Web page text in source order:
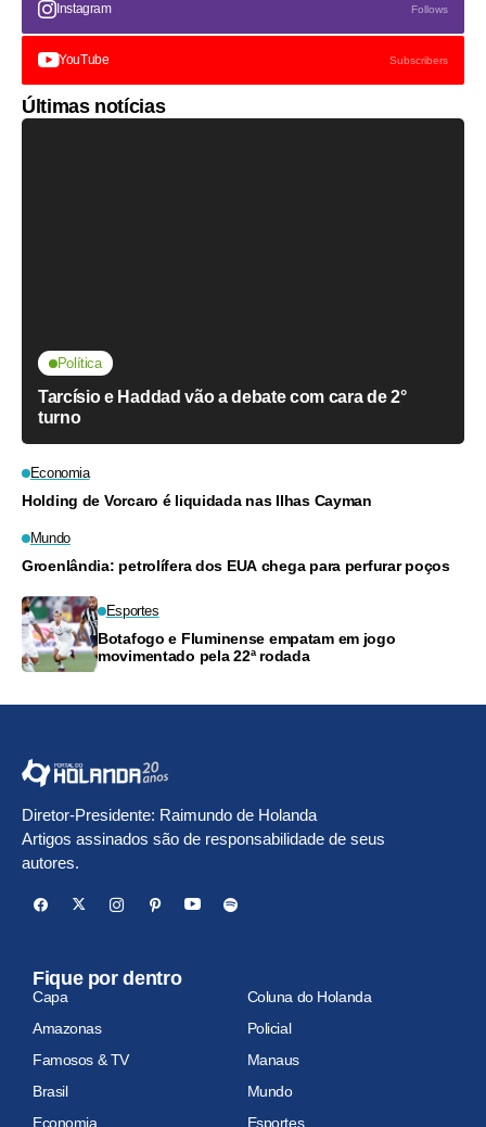
Instagram Follows
YouTube Subscribers
Últimas notícias
Política
Tarcísio e Haddad vão a debate com cara de 2°
turno
Economia
Holding de Vorcaro é liquidada nas Ilhas Cayman
Mundo
Groenlândia: petrolífera dos EUA chega para perfurar poços
Esportes
Botafogo e Fluminense empatam em jogo
movimentado pela 22ª rodada
Diretor-Presidente: Raimundo de Holanda
Artigos assinados são de responsabilidade de seus
autores.
Fique por dentro
Capa
Coluna do Holanda
Amazonas
Policial
Famosos & TV
Manaus
Brasil
Mundo
Economia
Esportes